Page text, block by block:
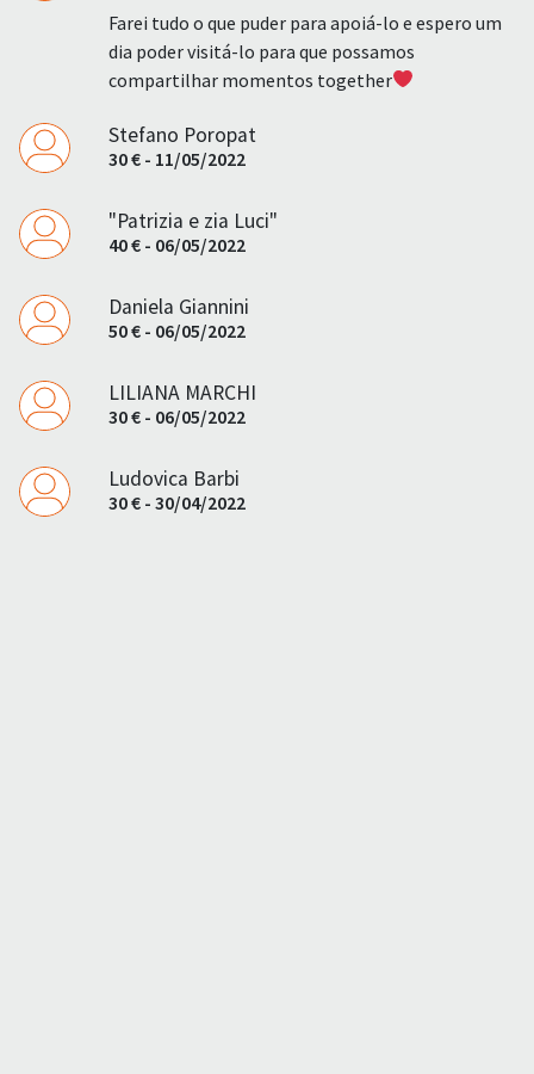
Farei tudo o que puder para apoiá-lo e espero um
dia poder visitá-lo para que possamos
compartilhar momentos together
Stefano Poropat
30 € - 11/05/2022
"Patrizia e zia Luci"
40 € - 06/05/2022
Daniela Giannini
50 € - 06/05/2022
LILIANA MARCHI
30 € - 06/05/2022
Ludovica Barbi
30 € - 30/04/2022